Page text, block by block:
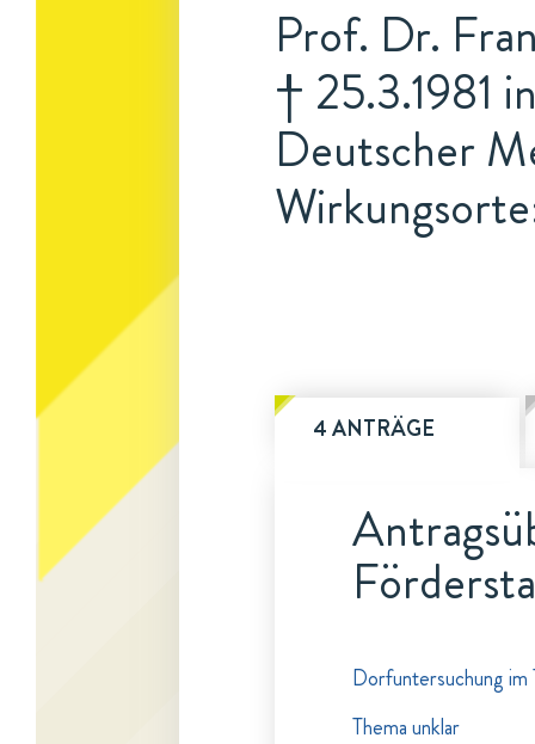
Prof. Dr.
† 25.3.1981
Deutscher
4 ANTRÄGE
Dorfuntersuchung
Thema unklar